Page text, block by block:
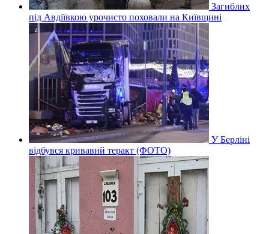
Загиблих
під Авдіївкою урочисто поховали на Київщині
У Берліні
відбувся кривавий теракт (ФОТО)